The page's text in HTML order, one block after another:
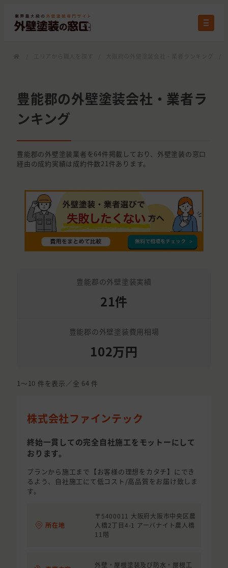
豊能郡の外壁塗装会社・業者ラ
ンキング
豊能郡の外壁塗装業者を64件掲載しており、外壁塗装の窓口
経由の成約実績は成約件数21件あります。
豊能郡の外壁塗装実績
21件
豊能郡の外壁塗装費用相場
102万円
1〜10 件を表示／全 64 件
株式会社ファインテック
終始一貫しての完全自社施工をモットーにして
おります。
プランから施工まで【お客様の理想をカタチ】にでき
るよう、自社施工にて低コスト/高品質をお届け致しま
す。
所在地
〒5400011 大阪府大阪市中央区農
人橋2丁目4-1 アーバナイト農人橋
11階
外壁・屋根塗装及び防水・屋根工